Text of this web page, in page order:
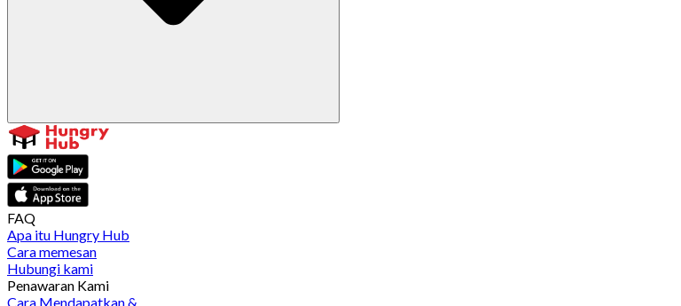
FAQ
Apa itu Hungry Hub
Cara memesan
Hubungi kami
Penawaran Kami
Cara Mendapatkan &